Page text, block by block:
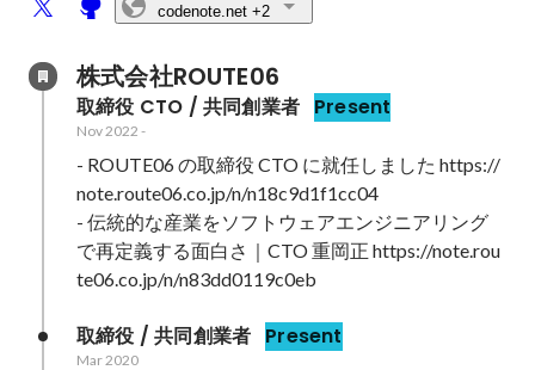
codenote.net +2
株式会社ROUTE06
取締役 CTO / 共同創業者 Present
Nov 2022 -
- ROUTE06 の取締役 CTO に就任しました https://
note.route06.co.jp/n/n18c9d1f1cc04
- 伝統的な産業をソフトウェアエンジニアリング
で再定義する面白さ｜CTO 重岡正 https://note.rou
te06.co.jp/n/n83dd0119c0eb
取締役 / 共同創業者 Present
Mar 2020